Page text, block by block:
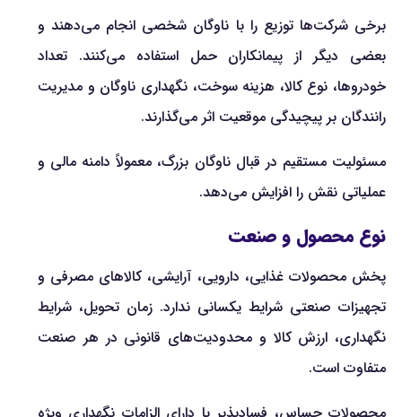
برخی شرکت‌ها توزیع را با ناوگان شخصی انجام می‌دهند و
بعضی دیگر از پیمانکاران حمل استفاده می‌کنند. تعداد
خودروها، نوع کالا، هزینه سوخت، نگهداری ناوگان و مدیریت
رانندگان بر پیچیدگی موقعیت اثر می‌گذارند.
مسئولیت مستقیم در قبال ناوگان بزرگ، معمولاً دامنه مالی و
عملیاتی نقش را افزایش می‌دهد.
نوع محصول و صنعت
پخش محصولات غذایی، دارویی، آرایشی، کالاهای مصرفی و
تجهیزات صنعتی شرایط یکسانی ندارد. زمان تحویل، شرایط
نگهداری، ارزش کالا و محدودیت‌های قانونی در هر صنعت
متفاوت است.